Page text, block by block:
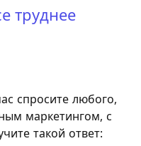
труднее
спросите любого,
маркетингом, с
такой ответ: